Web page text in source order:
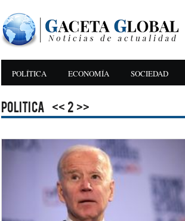
POLÍTICA ECONOMÍA SOCIEDAD
Politica << 2 >>